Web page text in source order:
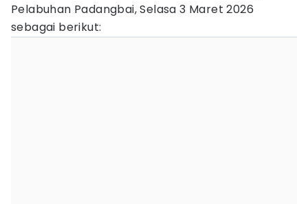
Pelabuhan Padangbai, Selasa 3 Maret 2026
sebagai berikut: